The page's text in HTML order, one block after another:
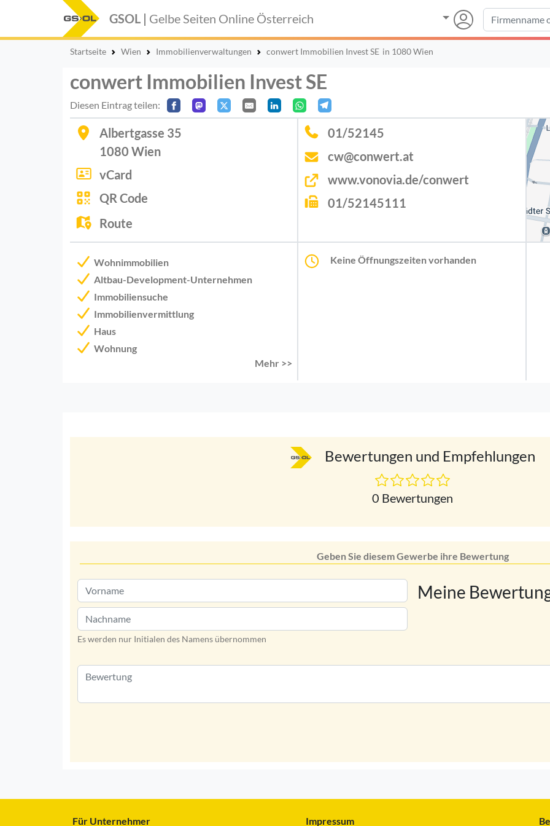
GSOL | Gelbe Seiten Online Österreich
Startseite Wien Immobilienverwaltungen conwert Immobilien Invest SE in 1080 Wien
conwert Immobilien Invest SE
Diesen Eintrag teilen:
Albertgasse 35
1080 Wien
vCard
QR Code
Route
01/52145
cw@conwert.at
www.vonovia.de/conwert
01/52145111
Wohnimmobilien
Altbau-Development-Unternehmen
Immobiliensuche
Immobilienvermittlung
Haus
Wohnung
Mehr >>
Keine Öffnungszeiten vorhanden
Bewertungen und Empfehlungen
0 Bewertungen
Geben Sie diesem Gewerbe ihre Bewertung
Es werden nur Initialen des Namens übernommen
Meine
Für Unternehmer Impressum